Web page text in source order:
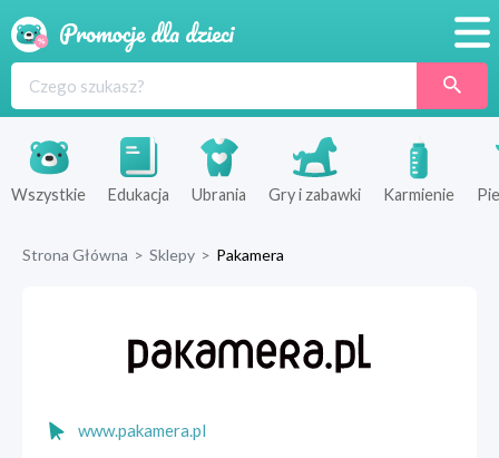
Produkty
Sklepy
Wszystkie Edukacja Ubrania Gry i zabawki Karmienie
Strona Główna > Sklepy > Pakamera
www.pakamera.pl